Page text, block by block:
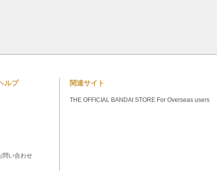
ルプ
問い合わせ
関連サイト
THE OFFICIAL BANDAI STORE For Overseas users